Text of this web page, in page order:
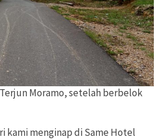
Moramo, setelah berbelok
kami menginap di Same Hotel